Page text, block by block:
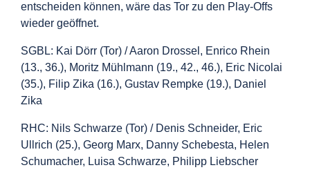
entscheiden können, wäre das Tor zu den Play-Offs
wieder geöffnet.
SGBL: Kai Dörr (Tor) / Aaron Drossel, Enrico Rhein
(13., 36.), Moritz Mühlmann (19., 42., 46.), Eric Nicolai
(35.), Filip Zika (16.), Gustav Rempke (19.), Daniel
Zika
RHC: Nils Schwarze (Tor) / Denis Schneider, Eric
Ullrich (25.), Georg Marx, Danny Schebesta, Helen
Schumacher, Luisa Schwarze, Philipp Liebscher